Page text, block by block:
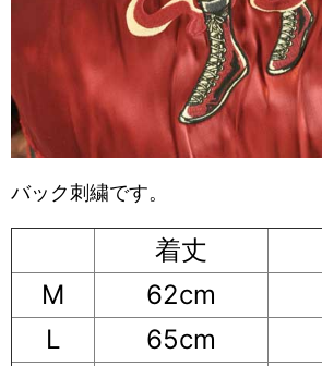
バック刺繍です。
着丈
M
62cm
L
65cm